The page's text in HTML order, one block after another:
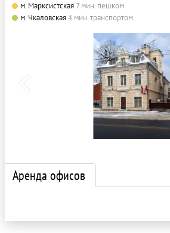
м. Марксистская 7 мин. пешком
м. Чкаловская4 мин. транспортом
Аренда офисов